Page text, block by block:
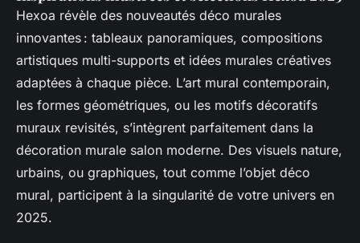
Hexoa révèle des nouveautés déco murales
innovantes : tableaux panoramiques, compositions
artistiques multi-supports et idées murales créatives
adaptées à chaque pièce. L’art mural contemporain,
les formes géométriques, ou les motifs décoratifs
muraux revisités, s’intègrent parfaitement dans la
décoration murale salon moderne. Des visuels nature,
urbains, ou graphiques, tout comme l’objet déco
mural, participent à la singularité de votre univers en
2025.